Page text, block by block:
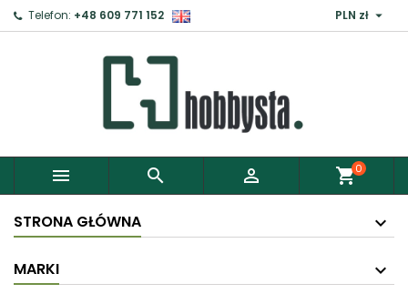
Telefon: +48 609 771 152 PLN zł 
   shopping_cart0
STRONA GŁÓWNA
MARKI